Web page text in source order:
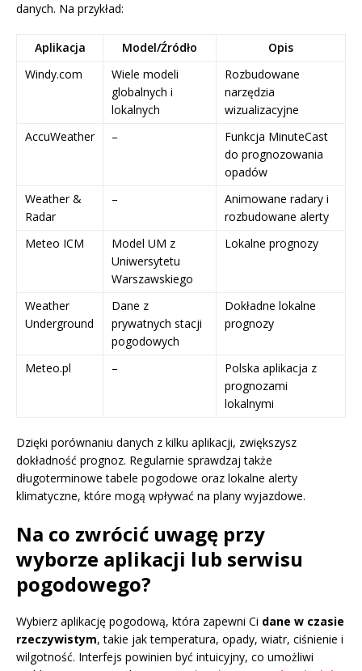
danych. Na przykład:
Aplikacja Model/Źródło
Opis
Windy.com
Wiele modeli
globalnych i
lokalnych
Rozbudowane
narzędzia
wizualizacyjne
AccuWeather
–
Funkcja MinuteCast
do prognozowania
opadów
Weather &
Radar
–
Animowane radary i
rozbudowane alerty
Meteo ICM
Model UM z
Uniwersytetu
Warszawskiego
Lokalne prognozy
Weather
Underground
Dane z
prywatnych stacji
pogodowych
Dokładne lokalne
prognozy
Meteo.pl –
Polska aplikacja z
prognozami
lokalnymi
Dzięki porównaniu danych z kilku aplikacji, zwiększysz
dokładność prognoz. Regularnie sprawdzaj także
długoterminowe tabele pogodowe oraz lokalne alerty
klimatyczne, które mogą wpływać na plany wyjazdowe.
Na co zwrócić uwagę przy
wyborze aplikacji lub serwisu
pogodowego?
Wybierz aplikację pogodową, która zapewni Ci dane w czasie
rzeczywistym, takie jak temperatura, opady, wiatr, ciśnienie i
wilgotność. Interfejs powinien być intuicyjny, co umożliwi